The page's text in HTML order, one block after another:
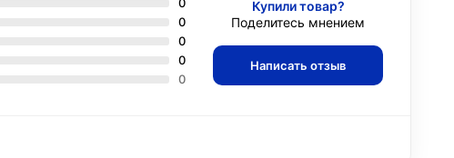
0
0
0
0
Купили товар?
Поделитесь мнением
Написать отзыв